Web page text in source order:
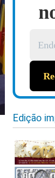
Edição